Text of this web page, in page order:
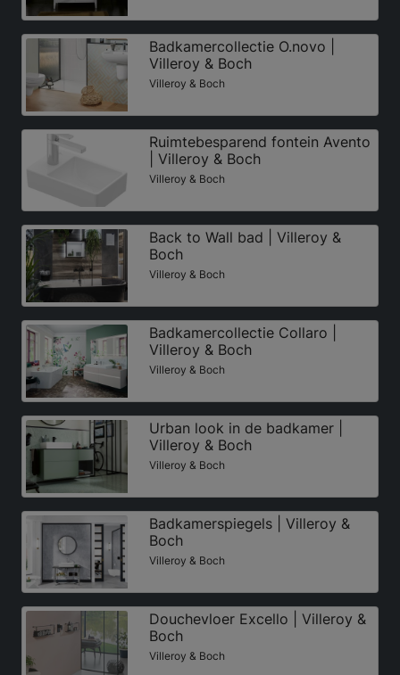
Badkamercollectie O.novo |
Villeroy & Boch
Villeroy & Boch
Ruimtebesparend fontein Avento
| Villeroy & Boch
Villeroy & Boch
Back to Wall bad | Villeroy &
Boch
Villeroy & Boch
Badkamercollectie Collaro |
Villeroy & Boch
Villeroy & Boch
Urban look in de badkamer |
Villeroy & Boch
Villeroy & Boch
Badkamerspiegels | Villeroy &
Boch
Villeroy & Boch
Douchevloer Excello | Villeroy &
Boch
Villeroy & Boch